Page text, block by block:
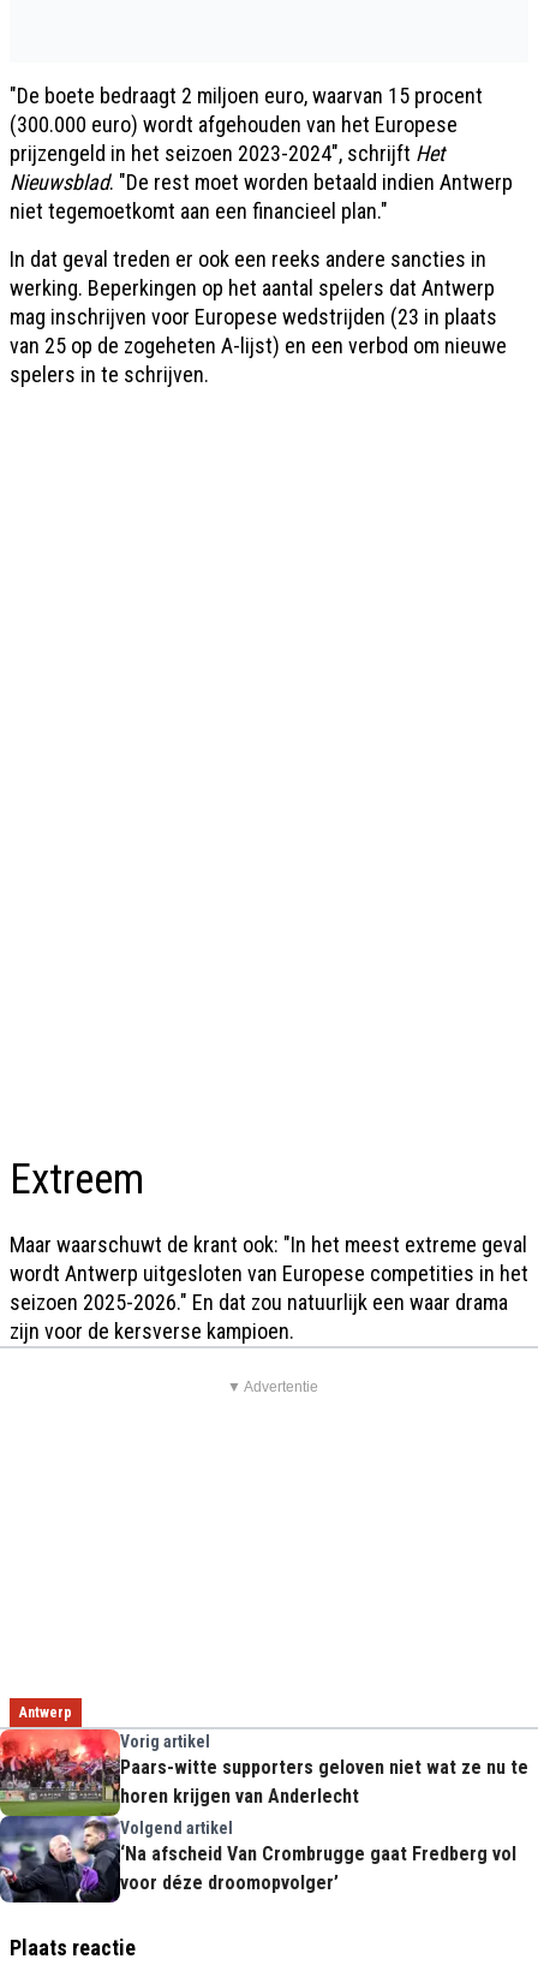
"De boete bedraagt 2 miljoen euro, waarvan 15 procent
(300.000 euro) wordt afgehouden van het Europese
prijzengeld in het seizoen 2023-2024", schrijft Het
Nieuwsblad. "De rest moet worden betaald indien Antwerp
niet tegemoetkomt aan een financieel plan."
In dat geval treden er ook een reeks andere sancties in
werking. Beperkingen op het aantal spelers dat Antwerp
mag inschrijven voor Europese wedstrijden (23 in plaats
van 25 op de zogeheten A-lijst) en een verbod om nieuwe
spelers in te schrijven.
Extreem
Maar waarschuwt de krant ook: "In het meest extreme geval
wordt Antwerp uitgesloten van Europese competities in het
seizoen 2025-2026." En dat zou natuurlijk een waar drama
zijn voor de kersverse kampioen.
▼ Advertentie
Antwerp
Vorig artikel
Paars-witte supporters geloven niet wat ze nu te
horen krijgen van Anderlecht
Volgend artikel
‘Na afscheid Van Crombrugge gaat Fredberg vol
voor déze droomopvolger’
Plaats reactie